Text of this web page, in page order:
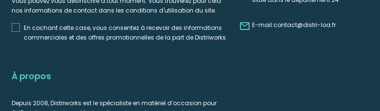
nos informations de contact dans les conditions d'utilisation du site.
En cochant cette case, vous consentez à recevoir des informations
commerciales et des offres promotionnelles de la part de Distriworks.
À propos
Depuis 2008, Distriworks est le spécialiste en matériel d’occasion pour
 E-mail:contact@distri-loa.fr